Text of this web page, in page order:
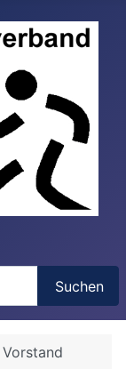
Suchen
Vorstand